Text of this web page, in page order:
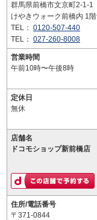
群馬県前橋市文京町2-1-1
けやきウォーク前橋内 1階
TEL： 0120-507-440
TEL： 027-260-8008
営業時間
午前10時〜午後8時
定休日
無休
店舗名
ドコモショップ新前橋店
住所/電話番号
〒371-0844